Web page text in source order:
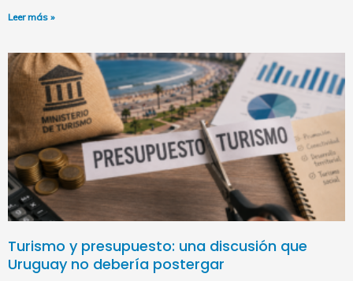
Leer más »
Turismo y presupuesto: una discusión que
Uruguay no debería postergar